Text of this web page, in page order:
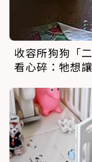
收容所狗狗「
看心碎：牠想